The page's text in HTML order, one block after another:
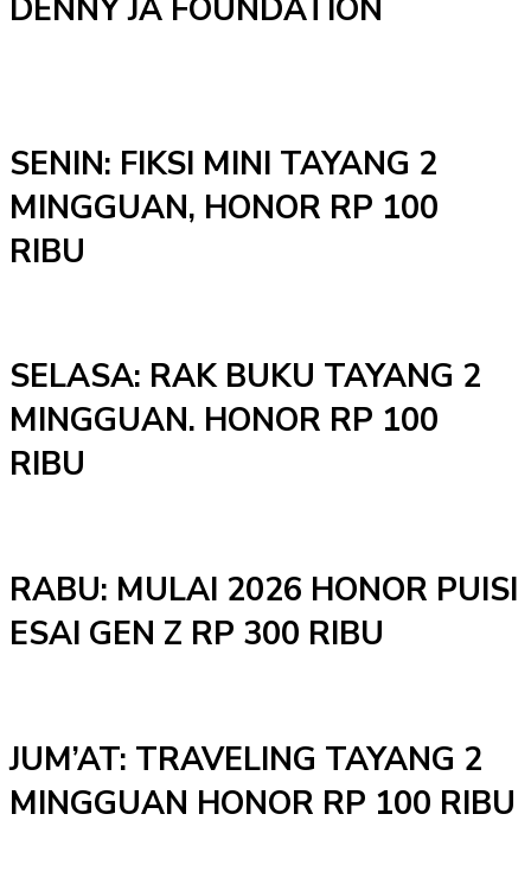
DENNY JA FOUNDATION
SENIN: FIKSI MINI TAYANG 2
MINGGUAN, HONOR RP 100
RIBU
SELASA: RAK BUKU TAYANG 2
MINGGUAN. HONOR RP 100
RIBU
RABU: MULAI 2026 HONOR PUISI
ESAI GEN Z RP 300 RIBU
JUM’AT: TRAVELING TAYANG 2
MINGGUAN HONOR RP 100 RIBU